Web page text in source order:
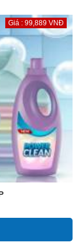
Giá : 99,889 VNĐ